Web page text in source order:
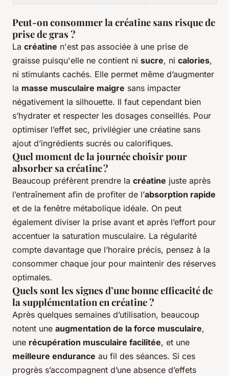
Peut-on consommer la créatine sans risque de
prise de gras ?
La créatine n'est pas associée à une prise de
graisse puisqu'elle ne contient ni sucre, ni calories,
ni stimulants cachés. Elle permet même d’augmenter
la masse musculaire maigre sans impacter
négativement la silhouette. Il faut cependant bien
s’hydrater et respecter les dosages conseillés. Pour
optimiser l’effet sec, privilégier une créatine sans
ajout d’ingrédients sucrés ou calorifiques.
Quel moment de la journée choisir pour
absorber sa créatine ?
Beaucoup préfèrent prendre la créatine juste après
l’entraînement afin de profiter de l’absorption rapide
et de la fenêtre métabolique idéale. On peut
également diviser la prise avant et après l’effort pour
accentuer la saturation musculaire. La régularité
compte davantage que l’horaire précis, pensez à la
consommer chaque jour pour maintenir des réserves
optimales.
Quels sont les signes d’une bonne efficacité de
la supplémentation en créatine ?
Après quelques semaines d’utilisation, beaucoup
notent une augmentation de la force musculaire,
une récupération musculaire facilitée, et une
meilleure endurance au fil des séances. Si ces
progrès s’accompagnent d’une absence d’effets